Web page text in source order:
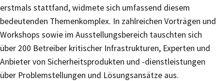
erstmals stattfand, widmete sich umfassend diesem
bedeutenden Themenkomplex. In zahlreichen Vorträgen und
Workshops sowie im Ausstellungsbereich tauschten sich
über 200 Betreiber kritischer Infrastrukturen, Experten und
Anbieter von Sicherheitsprodukten und -dienstleistungen
über Problemstellungen und Lösungsansätze aus.